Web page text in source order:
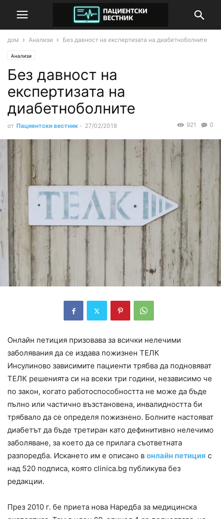
дом Анализи Без давност на експертизата на диабетноболните
Анализи
Без давност на
експертизата на
диабетноболните
от Пациентски вестник - 27/02/2018 0
921
Онлайн петиция призовава за всички нелечими
заболявания да се издава пожизнен ТЕЛК
Инсулиново зависимите пациенти трябва да подновяват
ТЕЛК решенията си на всеки три години, независимо че
по закон, когато работоспособността не може да бъде
пълно или частично възстановена, инвалидността би
трябвало да се определя пожизнено. Болните настояват
диабетът да бъде третиран като дефинитивно нелечимо
заболяване, за което да се прилага съответната
разпоредба. Искането им е описано в онлайн петиция с
над 520 подписа, която clinica.bg публикува без
редакции.
През 2010 г. бе приета нова Наредба за медицинска